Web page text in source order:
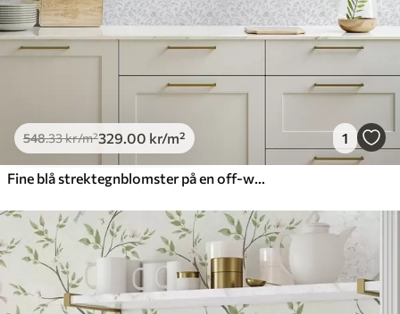
548.33kr/m²329.00 kr/m² 1
Fine blå strektegnblomster på en off-white bakgrunn